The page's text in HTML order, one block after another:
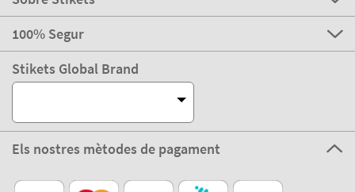
100% Segur
Stikets Global Brand
Els nostres mètodes de pagament